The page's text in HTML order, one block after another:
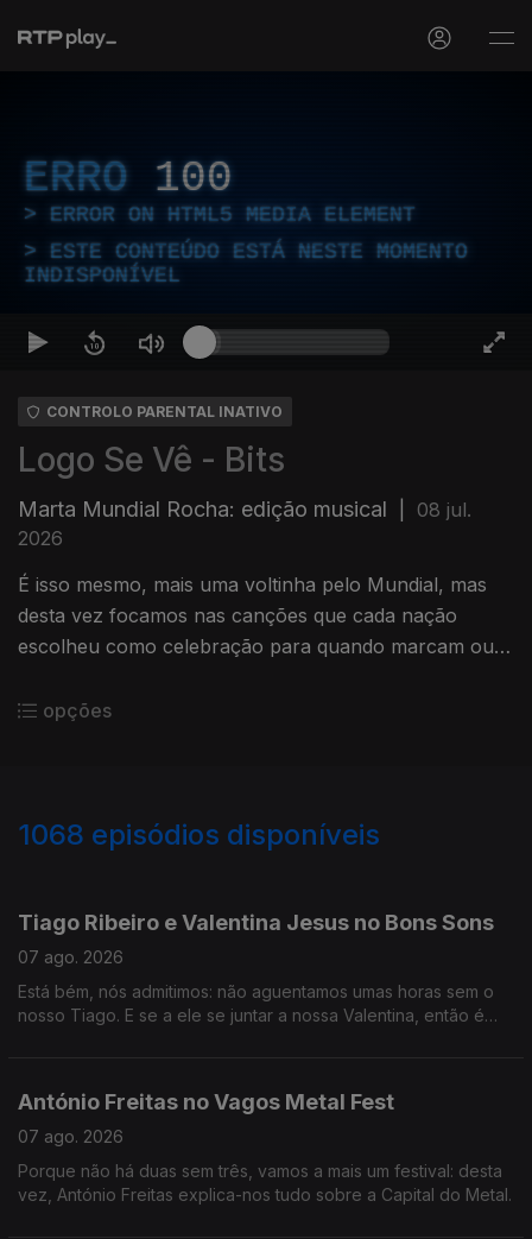
ERRO 100
ERROR ON HTML5 MEDIA ELEMENT
ESTE CONTEÚDO ESTÁ NESTE MOMENTO
INDISPONÍVEL
CONTROLO PARENTAL INATIVO
Logo Se Vê - Bits
Marta Mundial Rocha: edição musical
08 jul.
2026
É isso mesmo, mais uma voltinha pelo Mundial, mas
desta vez focamos nas canções que cada nação
escolheu como celebração para quando marcam ou
opções
1068 episódios disponíveis
Tiago Ribeiro e Valentina Jesus no Bons Sons
07 ago. 2026
Está bém, nós admitimos: não aguentamos umas horas sem o
nosso Tiago. E se a ele se juntar a nossa Valentina, então é
António Freitas no Vagos Metal Fest
07 ago. 2026
Porque não há duas sem três, vamos a mais um festival: desta
vez, António Freitas explica-nos tudo sobre a Capital do Metal.